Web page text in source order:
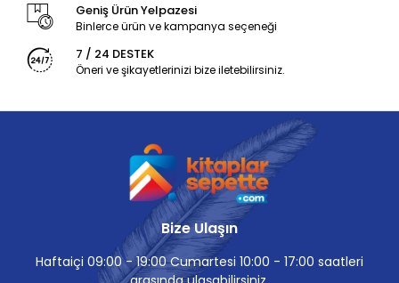
Geniş Ürün Yelpazesi
Binlerce ürün ve kampanya seçeneği
7 / 24 DESTEK
Öneri ve şikayetlerinizi bize iletebilirsiniz.
Bize Ulaşın
Haftaiçi 09:00 - 19:00 Cumartesi 10:00 - 17:00 saatleri